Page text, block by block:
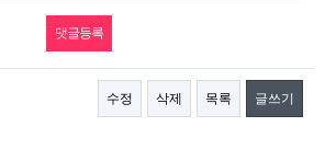
수정 삭제 목록 글쓰기